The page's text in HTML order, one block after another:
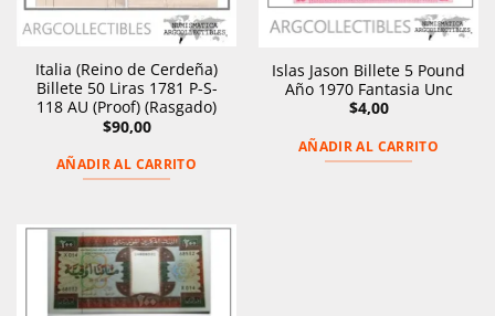
Italia (Reino de Cerdeña)
Billete 50 Liras 1781 P-S-
118 AU (Proof) (Rasgado)
$90,00
AÑADIR AL CARRITO
Islas Jason Billete 5 Pound
Año 1970 Fantasia Unc
$4,00
AÑADIR AL CARRITO